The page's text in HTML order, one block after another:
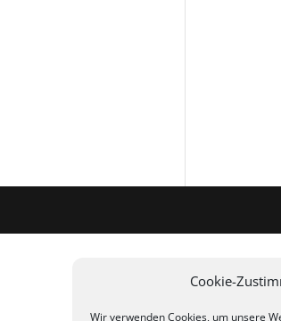
Cookie-
Wir verwenden Cookies, um unsere